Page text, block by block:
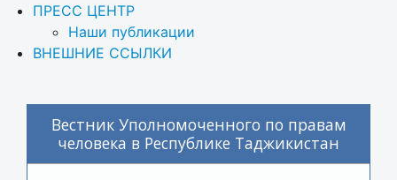
ПРЕСС ЦЕНТР
Наши публикации
ВНЕШНИЕ ССЫЛКИ
Вестник Уполномоченного по правам
человека в Республике Таджикистан